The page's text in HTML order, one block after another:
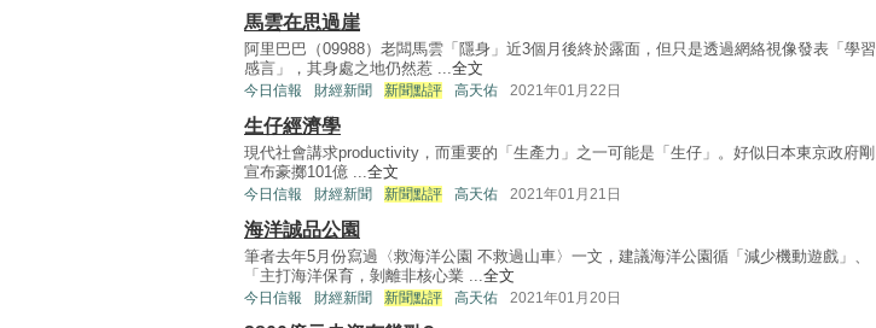
馬雲在思過崖
阿里巴巴（09988）老闆馬雲「隱身」近3個月後終於露面，但只是透過網絡視像發表「學習
感言」，其身處之地仍然惹 ...全文
今日信報 財經新聞 新聞點評 高天佑 2021年01月22日
生仔經濟學
現代社會講求productivity，而重要的「生產力」之一可能是「生仔」。好似日本東京政府剛
宣布豪擲101億 ...全文
今日信報 財經新聞 新聞點評 高天佑 2021年01月21日
海洋誠品公園
筆者去年5月份寫過〈救海洋公園 不救過山車〉一文，建議海洋公園循「減少機動遊戲」、
「主打海洋保育，剝離非核心業 ...全文
今日信報 財經新聞 新聞點評 高天佑 2021年01月20日